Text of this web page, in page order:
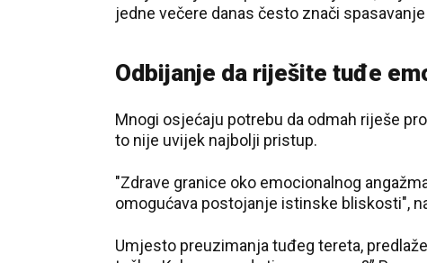
jedne večere danas često znači spasavanje
Odbijanje da riješite tuđe
Mnogi osjećaju potrebu da odmah riješe
to nije uvijek najbolji pristup.
"Zdrave granice oko emocionalnog
omogućava postojanje istinske bliskosti",
Umjesto preuzimanja tuđeg tereta,